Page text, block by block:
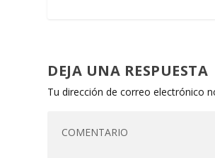
DEJA UNA RESPUESTA
Tu dirección de correo electrónico